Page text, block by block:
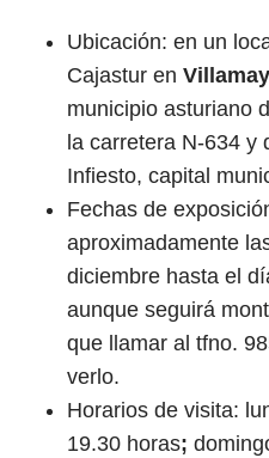
Ubicación: en un
Cajastur en
municipio asturiano
la carretera N-634 y
Infiesto, capital
Fechas de
aproximadamente
diciembre hasta el
aunque seguirá
que llamar al tfno.
verlo.
Horarios de visita:
19.30 horas;